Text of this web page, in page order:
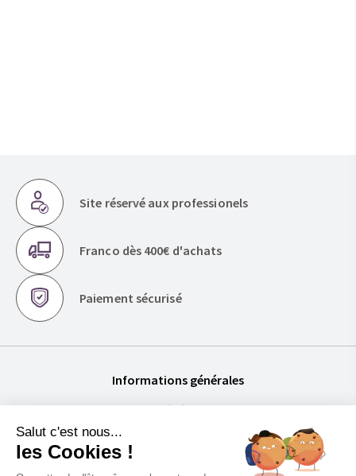
Site réservé aux professionels
Franco dès 400€ d'achats
Paiement sécurisé
Informations générales
Conditions Générales de Vente
Politique de confidentialité